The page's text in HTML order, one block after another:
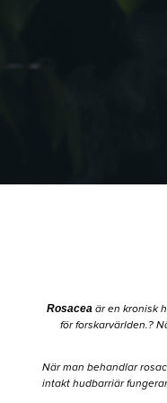
Rosaceaär en kronisk
för forskarvärlden.?
När man behandlar
intakt hudbarriär